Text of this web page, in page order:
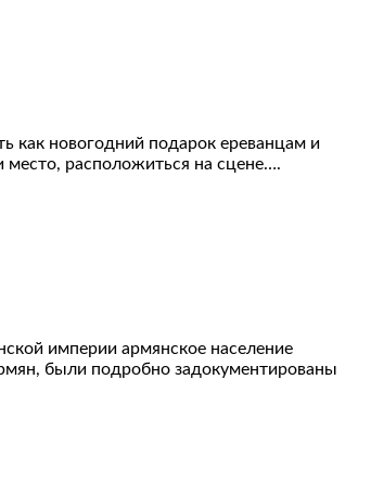
как новогодний подарок ереванцам и
расположиться на сцене….
империи армянское население
были подробно задокументированы